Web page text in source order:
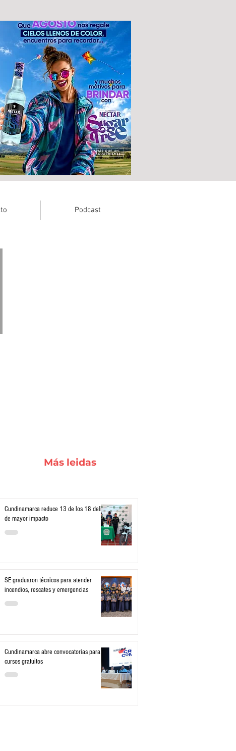
Podcast
Más leidas
Cundinamarca reduce 13 de los 18 delitos
de mayor impacto
SE graduaron técnicos para atender
incendios, rescates y emergencias
Cundinamarca abre convocatorias para
cursos gratuitos